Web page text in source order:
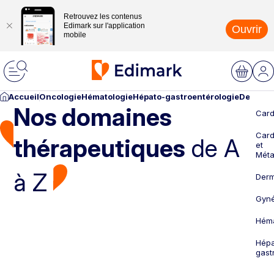
Retrouvez les contenus
Edimark sur l'application
mobile
Ouvrir
AccueilOncologieHématologieHépato-gastroentérologie
Nos domaines
thérapeutiques de A
à Z
et